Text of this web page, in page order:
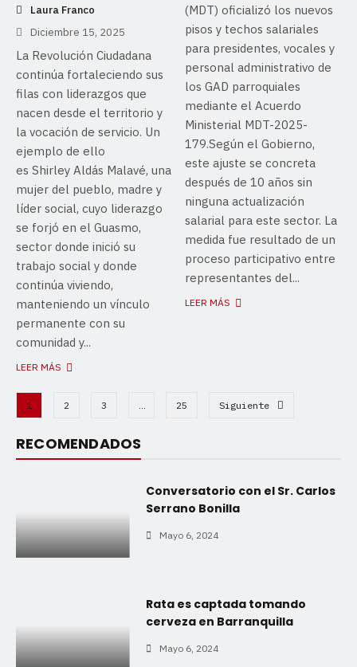
Laura Franco
Diciembre 15, 2025
La Revolución Ciudadana
continúa fortaleciendo sus
filas con liderazgos que
nacen desde el territorio y
la vocación de servicio. Un
ejemplo de ello
es Shirley Aldás Malavé, una
mujer del pueblo, madre y
líder social, cuyo liderazgo
se forjó en el Guasmo,
sector donde inició su
trabajo social y donde
continúa viviendo,
manteniendo un vínculo
permanente con su
comunidad y...
LEER MÁS
(MDT) oficializó los nuevos
pisos y techos salariales
para presidentes, vocales y
personal administrativo de
los GAD parroquiales
mediante el Acuerdo
Ministerial MDT-2025-
179.Según el Gobierno,
este ajuste se concreta
después de 10 años sin
ninguna actualización
salarial para este sector. La
medida fue resultado de un
proceso participativo entre
representantes del...
LEER MÁS
1 2 3 … 25 Siguiente
RECOMENDADOS
Conversatorio con el Sr. Carlos
Serrano Bonilla
Mayo 6, 2024
Rata es captada tomando
cerveza en Barranquilla
Mayo 6, 2024